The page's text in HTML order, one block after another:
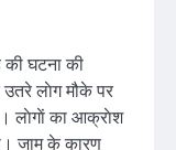
की घटना की
लाेग मौके पर
लाेगाें का आक्राेश
जाम के कारण